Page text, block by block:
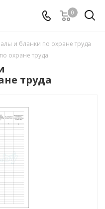
0
и бланки по охране труда
охране труда
труда